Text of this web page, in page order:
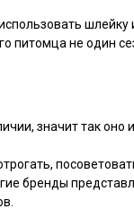
шлейку
питомца не один
значит так оно
бренды